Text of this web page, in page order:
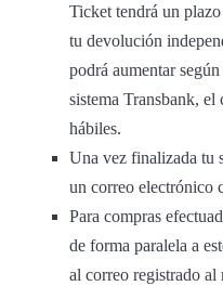
Ticket tendrá un
tu devolución
podrá aumentar
sistema Transbank, el
hábiles.
Una vez finalizada tu
un correo electrónico
Para compras
de forma paralela a
al correo registrado